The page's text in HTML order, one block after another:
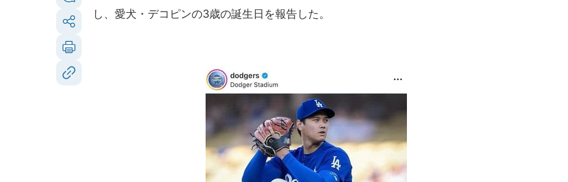
し、愛犬・デコピンの3歳の誕生日を報告した。